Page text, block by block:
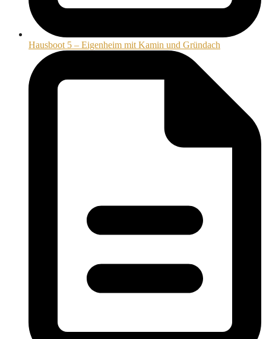
Hausboot 5 – Eigenheim mit Kamin und Gründach